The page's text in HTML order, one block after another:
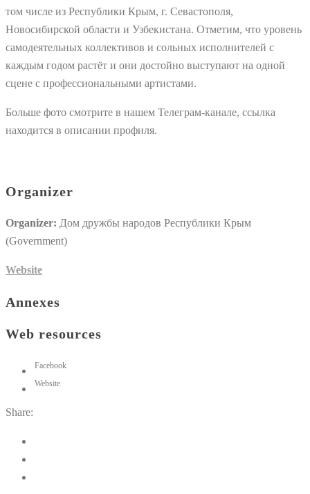
том числе из Республики Крым, г. Севастополя,
Новосибирской области и Узбекистана. Отметим, что уровень
самодеятельных коллективов и сольных исполнителей с
каждым годом растёт и они достойно выступают на одной
сцене с профессиональными артистами.
Больше фото смотрите в нашем Телеграм-канале, ссылка
находится в описании профиля.
Organizer
Organizer: Дом дружбы народов Республики Крым
(Government)
Website
Annexes
Web resources
Facebook
Website
Share: